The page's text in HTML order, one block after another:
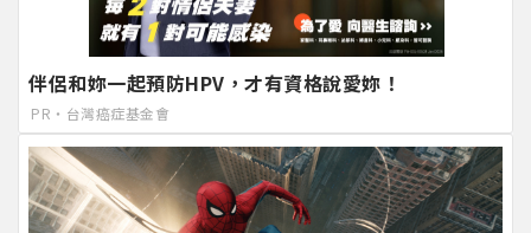
伴侶和妳一起預防HPV，才有資格說愛妳！
PR・台灣癌症基金會